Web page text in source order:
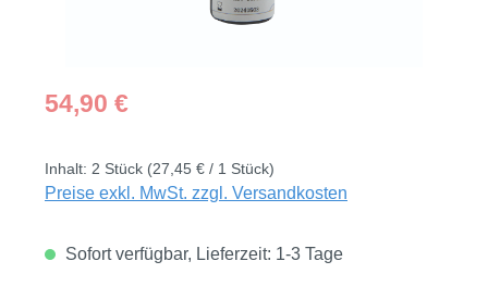
Regulärer Preis:
54,90 €
Inhalt: 2 Stück (27,45 € / 1 Stück)
Preise exkl. MwSt. zzgl. Versandkosten
Sofort verfügbar, Lieferzeit: 1-3 Tage